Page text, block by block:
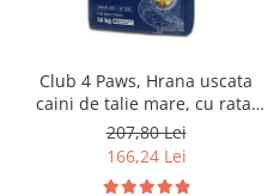
Club 4 Paws, Hrana uscata
caini de talie mare, cu rata,
14kg
207,80 Lei
166,24 Lei